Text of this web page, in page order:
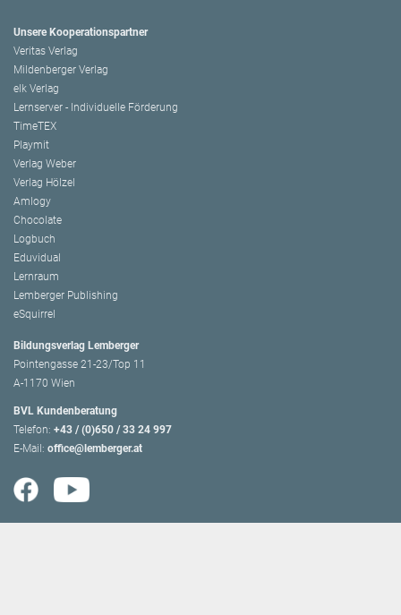
Unsere Kooperationspartner
Veritas Verlag
Mildenberger Verlag
elk Verlag
Lernserver - Individuelle Förderung
TimeTEX
Playmit
Verlag Weber
Verlag Hölzel
Amlogy
Chocolate
Logbuch
Eduvidual
Lernraum
Lemberger Publishing
eSquirrel
Bildungsverlag Lemberger
Pointengasse 21-23/Top 11
A-1170 Wien
BVL Kundenberatung
Telefon: +43 / (0)650 / 33 24 997
E-Mail: office@lemberger.at